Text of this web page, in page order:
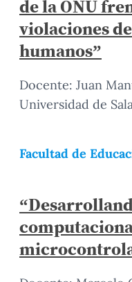
de la ONU
violaciones
humanos”
Docente: Juan
Universidad de
Facultad de